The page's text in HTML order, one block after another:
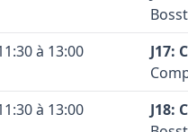
Voir
contributors ©CARTO
Voir
Le
Voir
Code
à 13:00
J17:
à 13:00
J18: